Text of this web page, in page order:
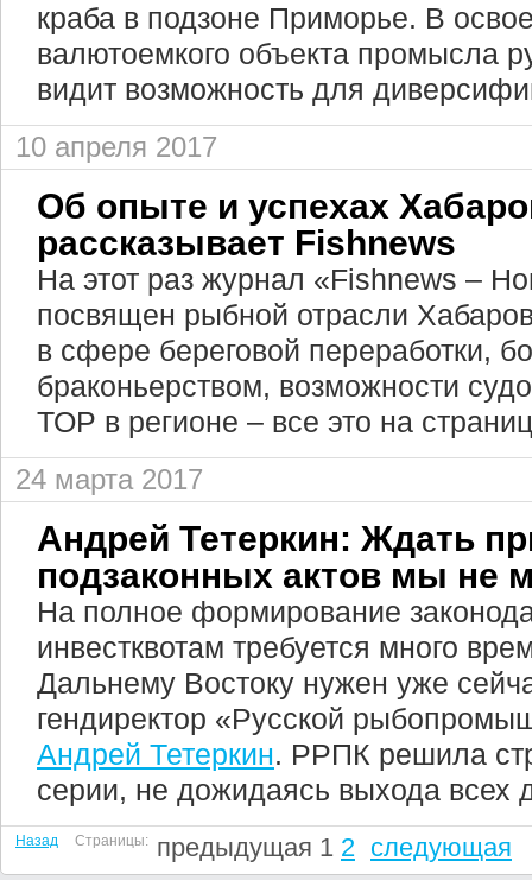
краба в подзоне Приморье. В
валютоемкого объекта промысла
видит возможность для
10 апреля 2017
Об опыте и успехах
рассказывает Fishnews
На этот раз журнал «Fishnews –
посвящен рыбной отрасли
в сфере береговой переработки,
браконьерством, возможности
ТОР в регионе – все это на
24 марта 2017
Андрей Тетеркин: Ждать
подзаконных актов мы не
На полное формирование
инвестквотам требуется много
Дальнему Востоку нужен уже
гендиректор «Русской
Андрей Тетеркин. РРПК решила
серии, не дожидаясь выхода всех
Назад Страницы: предыдущая 1 2 следующая